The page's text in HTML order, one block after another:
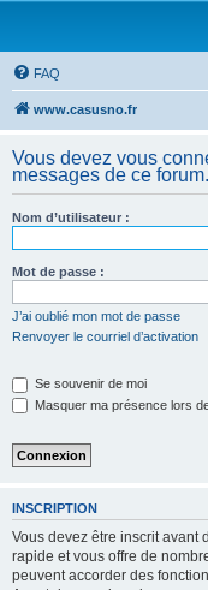
FAQ
www.casusno.fr
Vous devez vous
messages de ce forum.
Nom d’utilisateur :
Mot de passe :
J’ai oublié mon mot de passe
Renvoyer le courriel d’activation
Se souvenir de moi
Masquer ma présence lors
INSCRIPTION
Vous devez être inscrit avant
rapide et vous offre de
peuvent accorder des